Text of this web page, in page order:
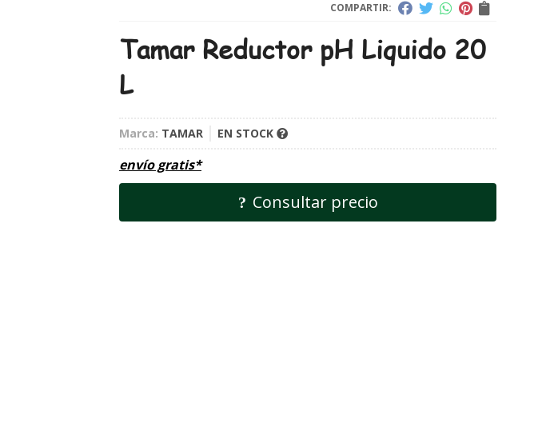
COMPARTIR:
Tamar Reductor pH Liquido 20
L
Marca: TAMAR EN STOCK
envío gratis*
Consultar precio